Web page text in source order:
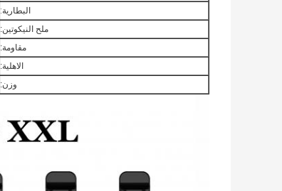
البطارية:
ملح النيكوتين:
مقاومة:
الاهلية:
وزن: